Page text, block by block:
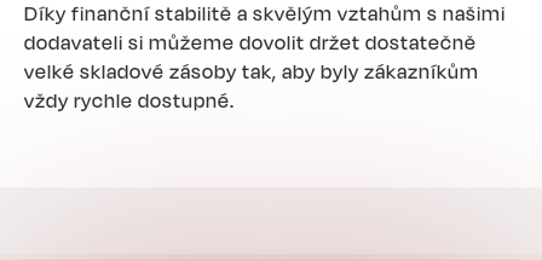
Díky finanční stabilitě a skvělým vztahům s našimi
dodavateli si můžeme dovolit držet dostatečně
velké skladové zásoby tak, aby byly zákazníkům
vždy rychle dostupné.